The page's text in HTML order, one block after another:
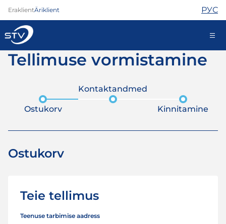
EraklientÄriklient РУС
kontakt@stv.ee
Internet
Telefon
Kontaktid
Uudised
Tellimuse vormistamine
Ostukorv
Kontaktandmed
Kinnitamine
Ostukorv
Teie tellimus
Teenuse tarbimise aadress